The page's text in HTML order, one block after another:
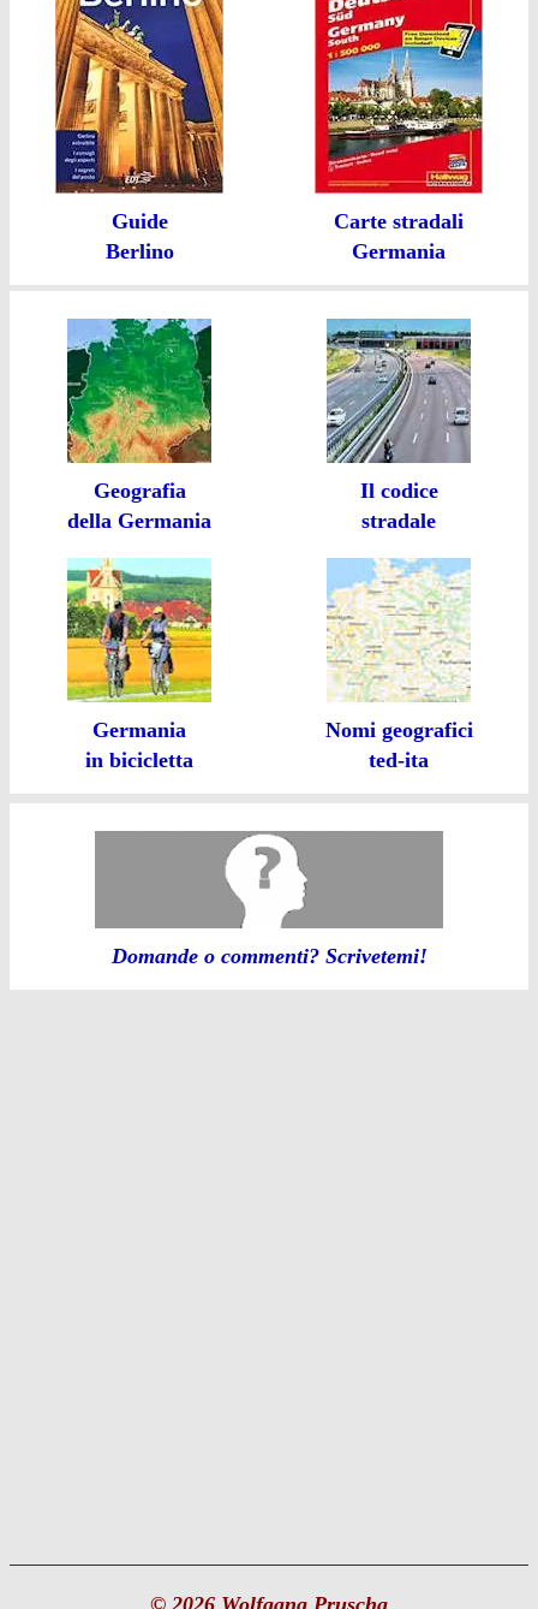
Guide
Berlino
Carte stradali
Germania
Geografia
della Germania
Il codice
stradale
Germania
in bicicletta
Nomi geografici
ted-ita
Domande o commenti? Scrivetemi!